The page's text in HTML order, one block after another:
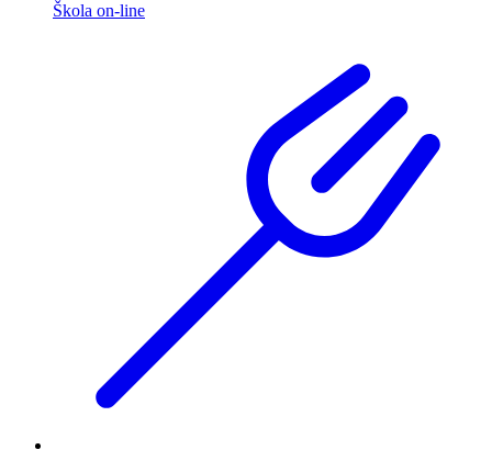
Škola on-line